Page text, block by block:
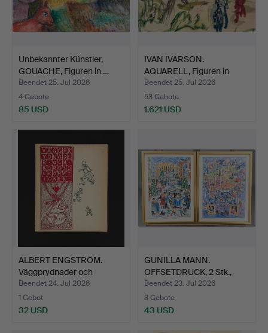
Unbekannter Künstler,
GOUACHE, Figuren in …
Beendet 25. Jul 2026
4 Gebote
85 USD
IVAN IVARSON.
AQUARELL, Figuren in
Landsch…
Beendet 25. Jul 2026
53 Gebote
1.621 USD
ALBERT ENGSTRÖM.
Väggprydnader och
Bordsde…
Beendet 24. Jul 2026
1 Gebot
32 USD
GUNILLA MANN.
OFFSETDRUCK, 2 Stk.,
"Kungen…
Beendet 23. Jul 2026
3 Gebote
43 USD